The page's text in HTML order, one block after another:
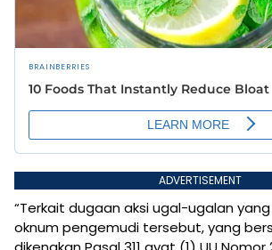
ADVERTISEMENT
“Terkait dugaan aksi ugal-ugalan
oknum pengemudi tersebut, yang